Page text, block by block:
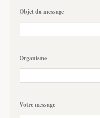
Objet du message
Organisme
Votre message